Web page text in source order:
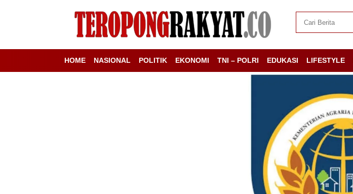
HOME NASIONAL POLITIK EKONOMI TNI – POLRI EDUKASI LIFESTYLE